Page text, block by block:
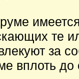
те
за
вплоть